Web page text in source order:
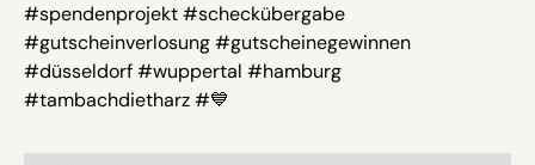
#spendenprojekt #scheckübergabe
#gutscheinverlosung #gutscheinegewinnen
#düsseldorf #wuppertal #hamburg
#tambachdietharz #💙